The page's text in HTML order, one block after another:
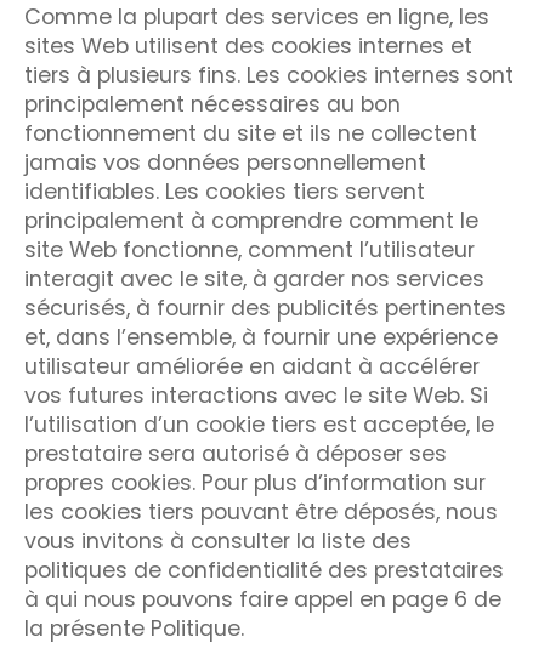
Comme la plupart des services en ligne, les
sites Web utilisent des cookies internes et
tiers à plusieurs fins. Les cookies internes sont
principalement nécessaires au bon
fonctionnement du site et ils ne collectent
jamais vos données personnellement
identifiables. Les cookies tiers servent
principalement à comprendre comment le
site Web fonctionne, comment l’utilisateur
interagit avec le site, à garder nos services
sécurisés, à fournir des publicités pertinentes
et, dans l’ensemble, à fournir une expérience
utilisateur améliorée en aidant à accélérer
vos futures interactions avec le site Web. Si
l’utilisation d’un cookie tiers est acceptée, le
prestataire sera autorisé à déposer ses
propres cookies. Pour plus d’information sur
les cookies tiers pouvant être déposés, nous
vous invitons à consulter la liste des
politiques de confidentialité des prestataires
à qui nous pouvons faire appel en page 6 de
la présente Politique.